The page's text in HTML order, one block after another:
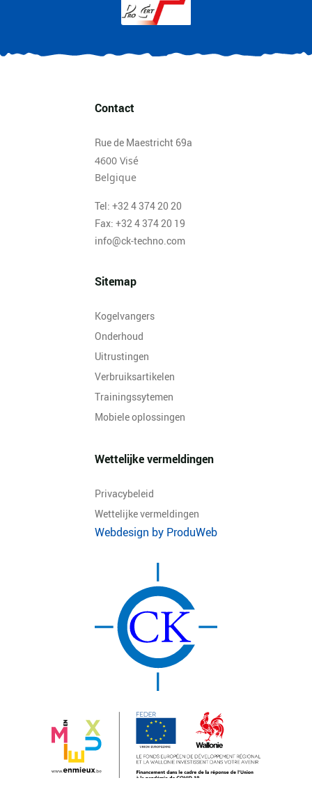
Contact
Rue de Maestricht 69a
4600 Visé
Belgique
Tel: +32 4 374 20 20
Fax: +32 4 374 20 19
info@ck-techno.com
Sitemap
Kogelvangers
Onderhoud
Uitrustingen
Verbruiksartikelen
Trainingssytemen
Mobiele oplossingen
Wettelijke vermeldingen
Privacybeleid
Wettelijke vermeldingen
Webdesign by ProduWeb